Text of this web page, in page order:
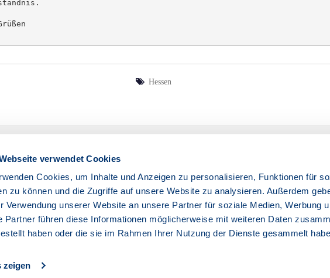
verwendet Cookies
Cookies, um Inhalte und Anzeigen zu personalisieren, Funktionen für
zu können und die Zugriffe auf unsere Website zu analysieren. Außerdem
Verwendung unserer Website an unsere Partner für soziale Medien, Werbung
Partner führen diese Informationen möglicherweise mit weiteren Daten
haben oder die sie im Rahmen Ihrer Nutzung der Dienste gesammelt
zeigen
Hessen
Geest, Südangeln, Zweckverband
NÄCHSTER
Wartungsarbeiten Am 18.12.25 Im Bereich Viöl/